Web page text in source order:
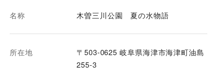
名称 木曽三川公園 夏の水物語
所在地
〒503-0625 岐阜県海津市海津町油島
255-3